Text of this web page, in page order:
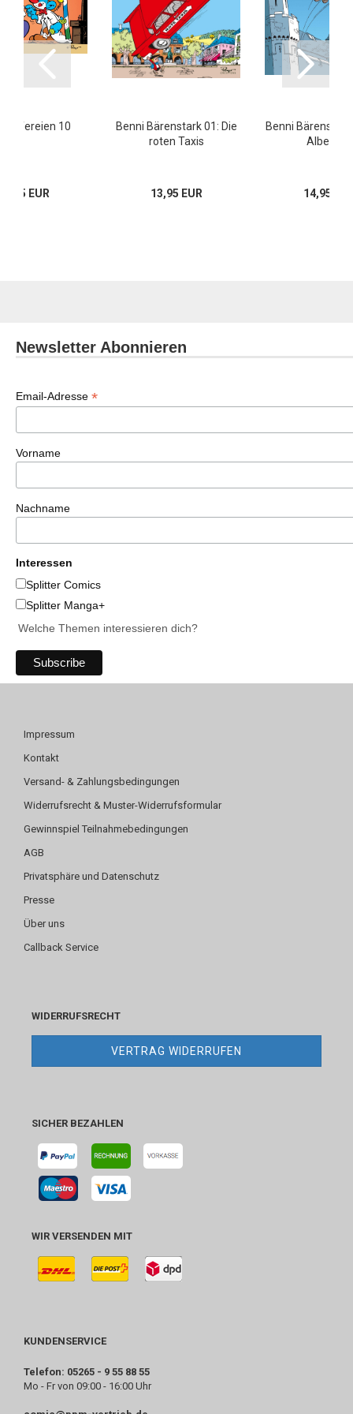
10
EUR
Benni Bärenstark 01: Die
roten Taxis
13,95 EUR
Benni Bärenstark
Albertine
14,95
Newsletter Abonnieren
Email-Adresse *
Vorname
Nachname
Interessen
Splitter Comics
Splitter Manga+
Welche Themen interessieren dich?
Impressum
Kontakt
Versand- & Zahlungsbedingungen
Widerrufsrecht & Muster-Widerrufsformular
Gewinnspiel Teilnahmebedingungen
AGB
Privatsphäre und Datenschutz
Presse
Über uns
Callback Service
WIDERRUFSRECHT
VERTRAG WIDERRUFEN
SICHER BEZAHLEN
WIR VERSENDEN MIT
KUNDENSERVICE
Telefon: 05265 - 9 55 88 55
Mo - Fr von 09:00 - 16:00 Uhr